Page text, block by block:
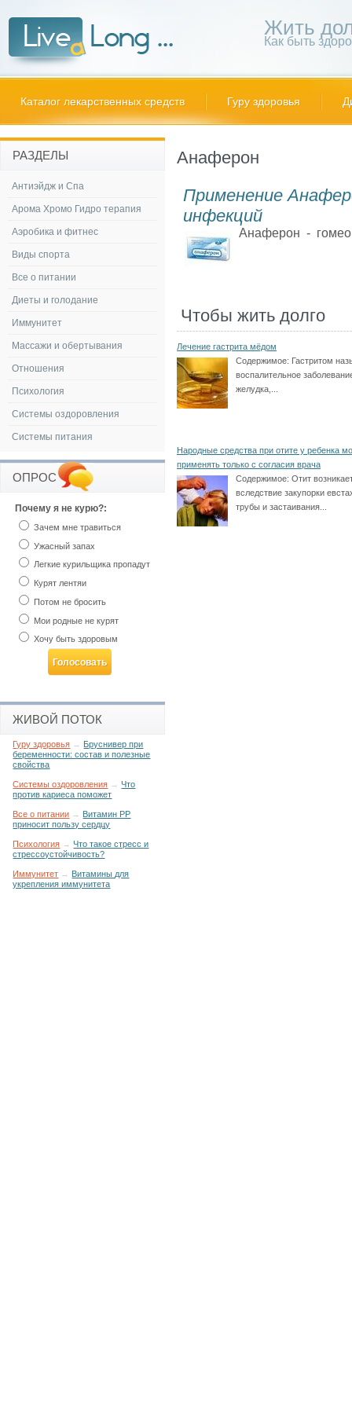
Жить
Как быть
Каталог лекарственных средств Гуру здоровья
Анаферон
Применение
инфекций
Анаферон -
Чтобы жить долго
Лечение гастрита мёдом
Содержимое: Гастритом
воспалительное
желудка,...
Народные средства при отите у ребенка
применять только с согласия врача
Содержимое: Отит
вследствие закупорки
трубы и застаивания...
РАЗДЕЛЫ
Антиэйдж и Спа
Арома Хромо Гидро терапия
Аэробика и фитнес
Виды спорта
Все о питании
Диеты и голодание
Иммунитет
Массажи и обертывания
Отношения
Психология
Системы оздоровления
Системы питания
ОПРОС
Почему я не курю?:
Зачем мне травиться
Ужасный запах
Легкие курильщика пропадут
Курят лентяи
Потом не бросить
Мои родные не курят
Хочу быть здоровым
ЖИВОЙ ПОТОК
Гуру здоровья → Бруснивер при
беременности: состав и полезные
свойства
Системы оздоровления →Что
против кариеса поможет
Все о питании → Витамин РР
приносит пользу сердцу
Психология →Что такое стресс и
стрессоустойчивость?
Иммунитет → Витамины для
укрепления иммунитета